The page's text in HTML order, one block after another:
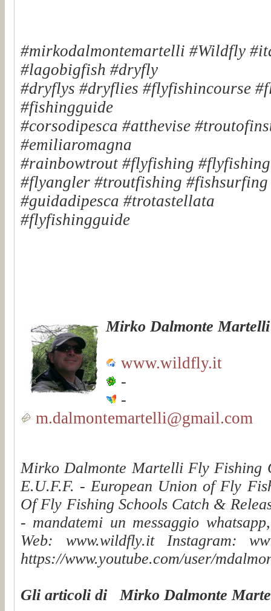
#mirkodalmontemartelli #Wildfly
#lagobigfish #dryfly
#dryflys #dryflies #flyfishincourse
#fishingguide
#corsodipesca #atthevise
#emiliaromagna
#rainbowtrout #flyfishing
#flyangler #troutfishing
#guidadipesca #trotastellata
#flyfishingguide
Mirko Dalmonte Martelli
www.wildfly.it
-
-
m.dalmontemartelli@gmail.com
Mirko Dalmonte Martelli Fly
E.U.F.F. - European Union of Fly
Of Fly Fishing Schools Catch &
- mandatemi un messaggio
Web: www.wildfly.it Instagram:
https://www.youtube.com/user/
Gli articoli di Mirko Dalmonte